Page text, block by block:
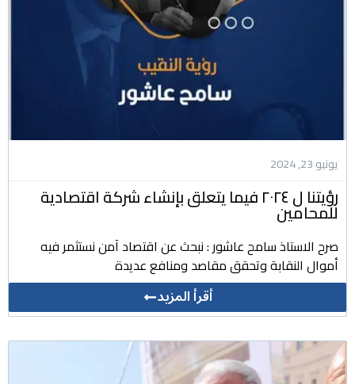
يونيو 23, 2024
رؤيتنا ل ٢٠٢٤ فيما يتعلق بإنشاء شركة اقتصادية
للمحامين
صرح الاستاذ سامح عاشور : نبحث عن اقتصاد آمن نستثمر فيه
أموال النقابة وتحقق مقاصد ومنافع عديدة
أقرأ المزيد